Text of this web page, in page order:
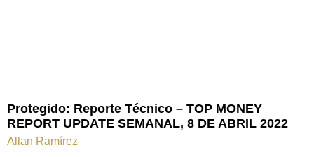
Protegido: Reporte Técnico – TOP MONEY
REPORT UPDATE SEMANAL, 8 DE ABRIL 2022
Allan Ramírez